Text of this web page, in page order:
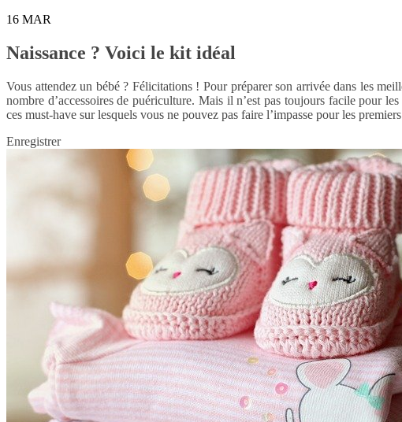
16 MAR
Naissance ? Voici le kit idéal
Vous attendez un bébé ? Félicitations ! Pour préparer son arrivée dans les
nombre d’accessoires de puériculture. Mais il n’est pas toujours facile pour
ces must-have sur lesquels vous ne pouvez pas faire l’impasse pour les
Enregistrer